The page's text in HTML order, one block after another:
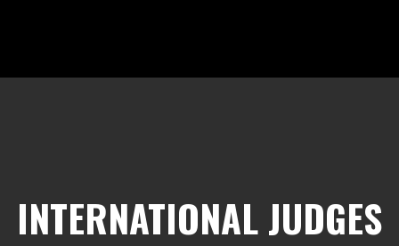
INTERNATIONAL JUDGES